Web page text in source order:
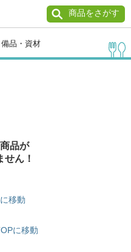
商品をさがす
備品・資材
品が
せん！
移動
に移動